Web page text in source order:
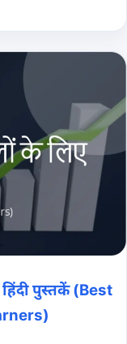
हिंदी पुस्तकें (Best